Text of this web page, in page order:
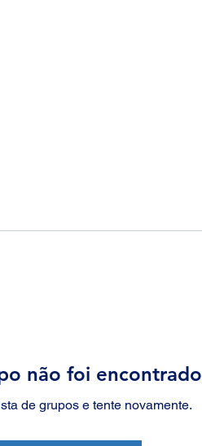
não foi encontrado
de grupos e tente novamente.